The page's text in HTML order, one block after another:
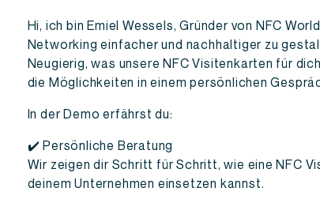
Hi, ich bin Emiel Wessels, Gründer von NFC
Networking einfacher und nachhaltiger zu
Neugierig, was unsere NFC Visitenkarten für
die Möglichkeiten in einem persönlichen
In der Demo erfährst du:
✔️ Persönliche Beratung
Wir zeigen dir Schritt für Schritt, wie eine NFC
deinem Unternehmen einsetzen kannst.